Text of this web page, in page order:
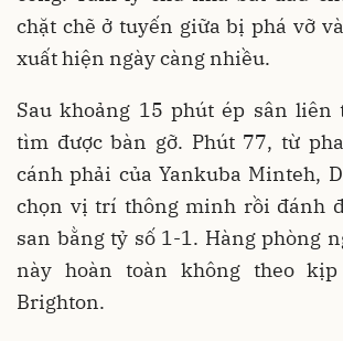
chặt chẽ ở tuyến giữa bị phá vỡ
xuất hiện ngày càng nhiều.
Sau khoảng 15 phút ép sân liên
tìm được bàn gỡ. Phút 77, từ
cánh phải của Yankuba Minteh,
chọn vị trí thông minh rồi đánh
san bằng tỷ số 1-1. Hàng phòng
này hoàn toàn không theo
Brighton.